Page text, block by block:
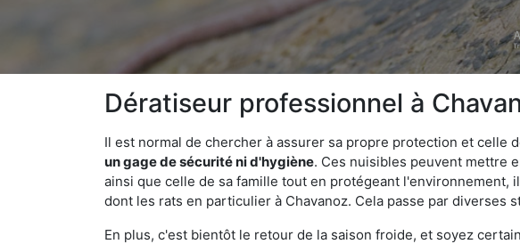
Dératiseur professionnel à
Il est normal de chercher à assurer sa propre protection et celle
un gage de sécurité ni d'hygiène. Ces nuisibles peuvent mettre
ainsi que celle de sa famille tout en protégeant
dont les rats en particulier à Chavanoz. Cela passe par diverses
En plus, c'est bientôt le retour de la saison froide, et soyez